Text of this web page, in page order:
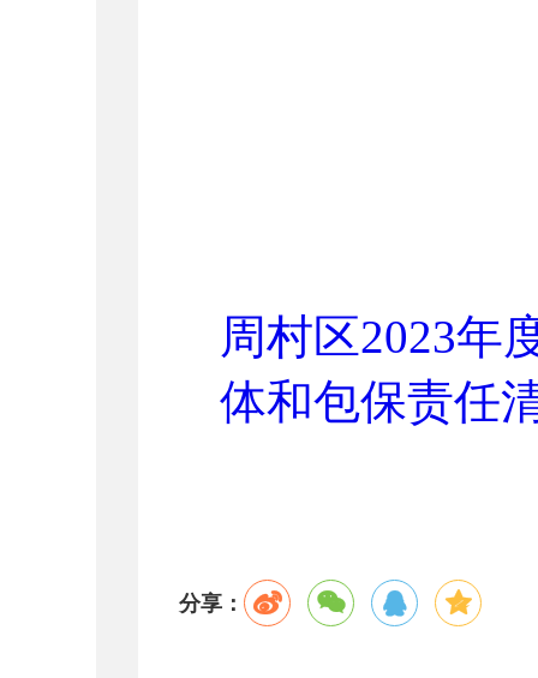
周村区2023年
体和包保责任
分享：